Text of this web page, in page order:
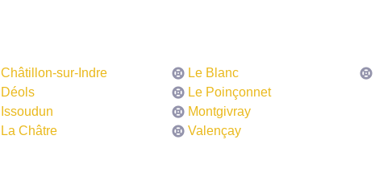
Châtillon-sur-Indre
Déols
Issoudun
La Châtre
Le Blanc
Le Poinçonnet
Montgivray
Valençay